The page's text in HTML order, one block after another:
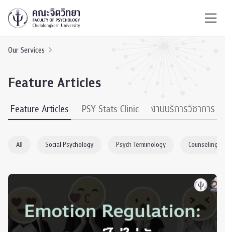
Our Services
Feature Articles
Feature Articles PSY Stats Clinic งานบริการวิชาการ
All Social Psychology Psych Terminology Counseling